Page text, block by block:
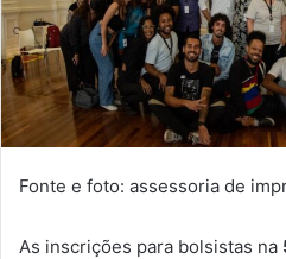
Fonte e foto: assessoria de
As inscrições para bolsistas na